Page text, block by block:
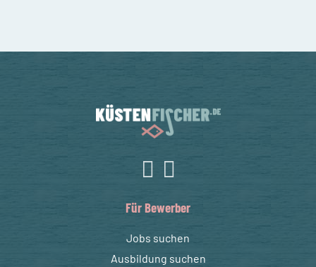
Für Bewerber
Jobs suchen
Ausbildung suchen